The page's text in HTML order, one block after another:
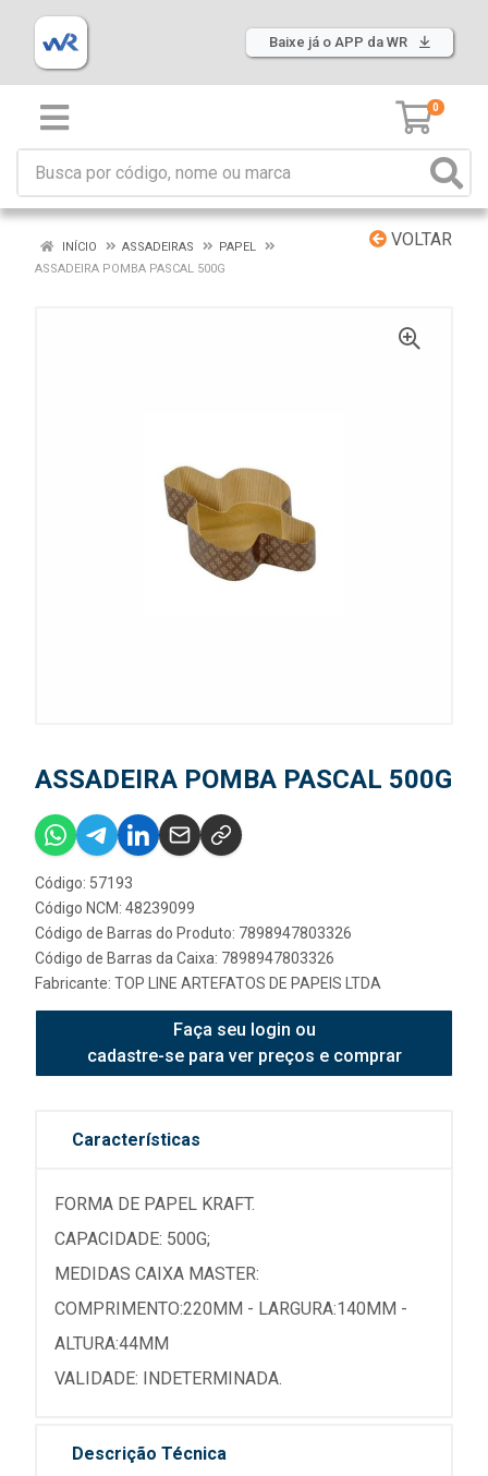
Baixe já o APP da WR
0
VOLTAR
INÍCIO ASSADEIRAS
PAPEL
ASSADEIRA POMBA PASCAL 500G
ASSADEIRA POMBA PASCAL 500G
Código: 57193
Código NCM: 48239099
Código de Barras do Produto: 7898947803326
Código de Barras da Caixa: 7898947803326
Fabricante: TOP LINE ARTEFATOS DE PAPEIS LTDA
Faça seu login ou
cadastre-se para ver preços e comprar
Características
FORMA DE PAPEL KRAFT.
CAPACIDADE: 500G;
MEDIDAS CAIXA MASTER:
COMPRIMENTO:220MM - LARGURA:140MM -
ALTURA:44MM
VALIDADE: INDETERMINADA.
Descrição Técnica